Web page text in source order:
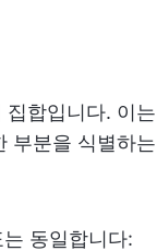
합입니다. 이는
부분을 식별하는
동일합니다: